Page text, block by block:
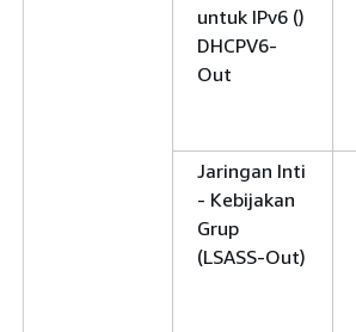
untuk IPv6 ()
DHCPV6-
Out
Jaringan Inti
- Kebijakan
Grup
(LSASS-Out)